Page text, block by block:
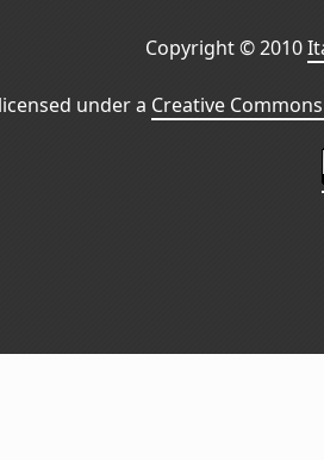
Copyright © 2010
under a Creative